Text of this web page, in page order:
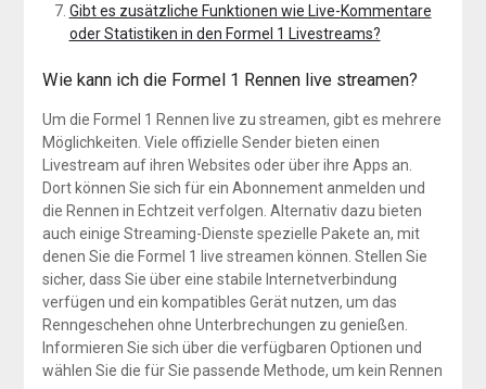
Gibt es zusätzliche Funktionen wie Live-Kommentare
oder Statistiken in den Formel 1 Livestreams?
Wie kann ich die Formel 1 Rennen live streamen?
Um die Formel 1 Rennen live zu streamen, gibt es mehrere
Möglichkeiten. Viele offizielle Sender bieten einen
Livestream auf ihren Websites oder über ihre Apps an.
Dort können Sie sich für ein Abonnement anmelden und
die Rennen in Echtzeit verfolgen. Alternativ dazu bieten
auch einige Streaming-Dienste spezielle Pakete an, mit
denen Sie die Formel 1 live streamen können. Stellen Sie
sicher, dass Sie über eine stabile Internetverbindung
verfügen und ein kompatibles Gerät nutzen, um das
Renngeschehen ohne Unterbrechungen zu genießen.
Informieren Sie sich über die verfügbaren Optionen und
wählen Sie die für Sie passende Methode, um kein Rennen